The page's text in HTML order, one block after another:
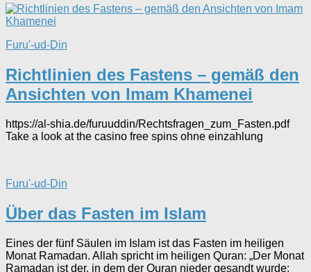
Furu'-ud-Din
Richtlinien des Fastens – gemäß den
Ansichten von Imam Khamenei
https://al-shia.de/furuuddin/Rechtsfragen_zum_Fasten.pdf
Take a look at the casino free spins ohne einzahlung
Furu'-ud-Din
Über das Fasten im Islam
Eines der fünf Säulen im Islam ist das Fasten im heiligen
Monat Ramadan. Allah spricht im heiligen Quran: „Der Monat
Ramadan ist der, in dem der Quran nieder gesandt wurde: